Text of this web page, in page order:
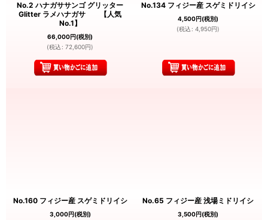
No.2 ハナガササンゴ グリッター
Glitter ラメハナガサ 【人気
No.1】
66,000円(税別)
(税込 : 72,600円)
No.134 フィジー産 スゲミドリイシ
4,500円(税別)
(税込 : 4,950円)
No.160 フィジー産 スゲミドリイシ
3,000円(税別)
No.65 フィジー産 浅場ミドリイシ
3,500円(税別)